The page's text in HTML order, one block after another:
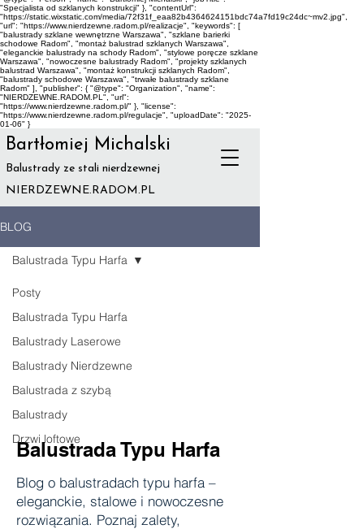
"Specjalista od szklanych konstrukcji" }, "contentUrl":
"https://static.wixstatic.com/media/72f31f_eaa82b4364624151bdc74a7fd19c24dc~mv2.jpg",
"url": "https://www.nierdzewne.radom.pl/realizacje", "keywords": [
"balustrady szklane wewnętrzne Warszawa", "szklane barierki
schodowe Radom", "montaż balustrad szklanych Warszawa",
"eleganckie balustrady na schody Radom", "stylowe poręcze szklane
Warszawa", "nowoczesne balustrady Radom", "projekty szklanych
balustrad Warszawa", "montaż konstrukcji szklanych Radom",
"balustrady schodowe Warszawa", "trwałe balustrady szklane
Radom" ], "publisher": { "@type": "Organization", "name":
"NIERDZEWNE.RADOM.PL", "url":
"https://www.nierdzewne.radom.pl/" }, "license":
"https://www.nierdzewne.radom.pl/regulacje", "uploadDate": "2025-
01-06" }
Bartłomiej Michalski
Balustrady ze stali nierdzewnej
NIERDZEWNE.RADOM.PL
BLOG
Posty
Balustrada Typu Harfa
Balustrady Laserowe
Balustrady Nierdzewne
Balustrada z szybą
Balustrady
Drzwi loftowe
Balustrada Typu Harfa
Balustrada Typu Harfa
Blog o balustradach typu harfa –
eleganckie, stalowe i nowoczesne
rozwiązania. Poznaj zalety,